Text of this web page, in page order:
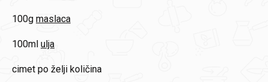
100g maslaca
100ml ulja
cimet po želji količina